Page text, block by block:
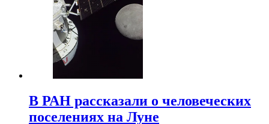
В РАН рассказали о человеческих
поселениях на Луне